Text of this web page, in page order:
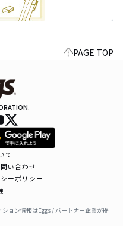
PAGE TOP
て
い合わせ
ーポリシー
ョン情報はEggs / パートナー企業が提